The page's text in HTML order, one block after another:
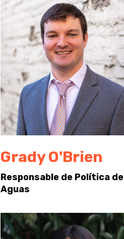
Grady O'Brien
Responsable de Política de
Aguas